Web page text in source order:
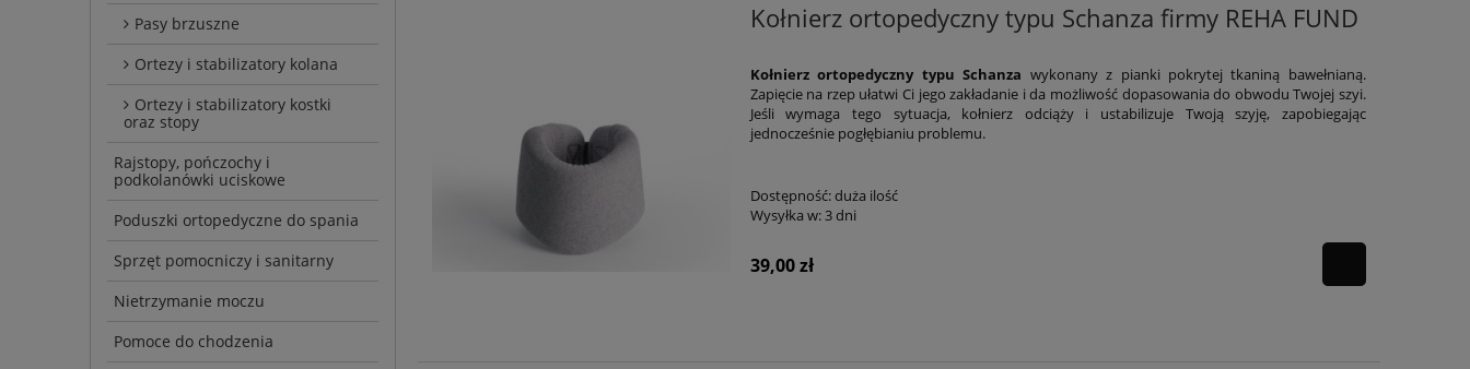
Pasy brzuszne
Ortezy i stabilizatory kolana
Ortezy i stabilizatory kostki
oraz stopy
Rajstopy, pończochy i
podkolanówki uciskowe
Poduszki ortopedyczne do spania
Sprzęt pomocniczy i sanitarny
Nietrzymanie moczu
Pomoce do chodzenia
Kołnierz ortopedyczny typu Schanza firmy REHA FUND
Kołnierz ortopedyczny typu Schanza wykonany z pianki pokrytej tkaniną bawełnianą.
Zapięcie na rzep ułatwi Ci jego zakładanie i da możliwość dopasowania do obwodu Twojej szyi.
Jeśli wymaga tego sytuacja, kołnierz odciąży i ustabilizuje Twoją szyję, zapobiegając
jednocześnie pogłębianiu problemu.
Dostępność:duża ilość
Wysyłka w:3 dni
39,00 zł